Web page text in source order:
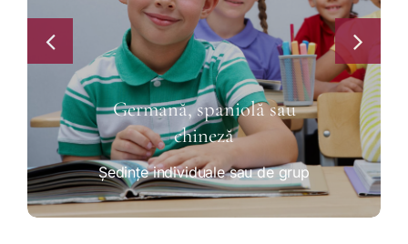
Germană, spaniolă sau
chineză
Ședințe individuale sau de grup